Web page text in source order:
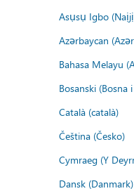
Asụsụ Igbo
Azərbaycan
Bahasa Melayu
Bosanski (Bosna
Català (català)
Čeština (Česko)
Cymraeg (Y
Dansk (Danmark)